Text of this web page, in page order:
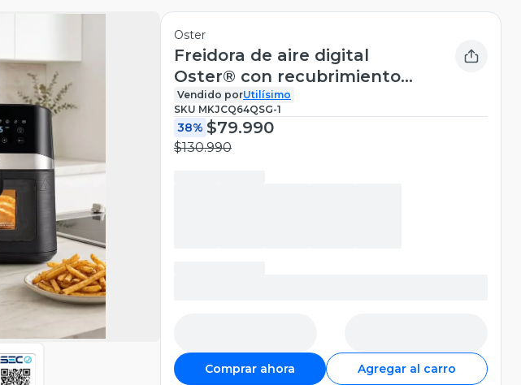
Oster
Freidora de aire digital
Oster® con recubrimiento
DiamondForce, 4L
CKSTAF40WDDF 1300W
Vendido porUtilísimo
SKU MKJCQ64QSG-1
38% $79.990
$130.990
Comprar ahora Agregar al carro